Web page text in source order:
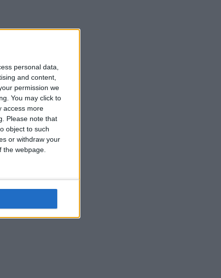
personal data,
and content,
permission we
You may click to
access more
Please note that
object to such
or withdraw your
webpage.